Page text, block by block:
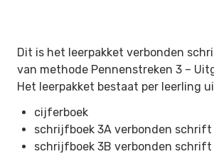
Dit is het leerpakket verbonden
van methode Pennenstreken 3 –
Het leerpakket bestaat per leerling
cijferboek
schrijfboek 3A verbonden schrift
schrijfboek 3B verbonden schrift